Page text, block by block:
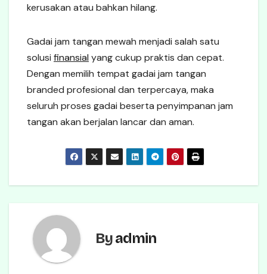
kerusakan atau bahkan hilang.
Gadai jam tangan mewah menjadi salah satu
solusi finansial yang cukup praktis dan cepat.
Dengan memilih tempat gadai jam tangan
branded profesional dan terpercaya, maka
seluruh proses gadai beserta penyimpanan jam
tangan akan berjalan lancar dan aman.
Byadmin